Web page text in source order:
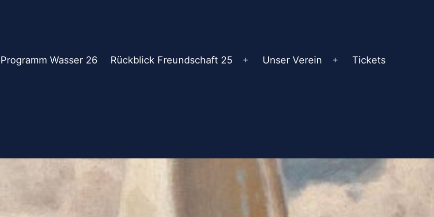
Programm Wasser 26 Rückblick Freundschaft 25
Menü
Unser Verein
Menü
Tickets